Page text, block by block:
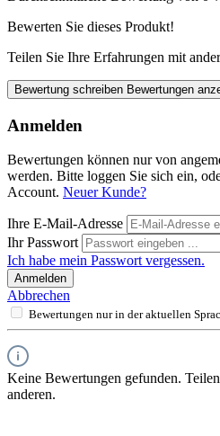
Bewerten Sie dieses Produkt!
Teilen Sie Ihre Erfahrungen mit
Bewertung schreiben Bewertungen
Anmelden
Bewertungen können nur von
werden. Bitte loggen Sie sich ein,
Account. Neuer Kunde?
Ihre E-Mail-Adresse
Ihr Passwort
Ich habe mein Passwort vergessen.
Anmelden
Abbrechen
Bewertungen nur in der aktuellen
Keine Bewertungen gefunden.
anderen.